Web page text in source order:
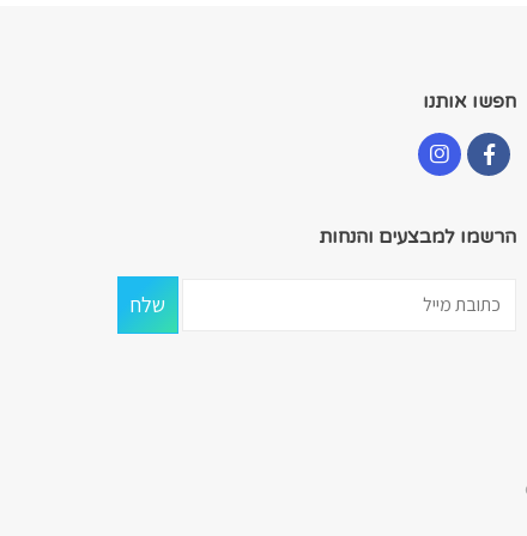
חפשו אותנו
הרשמו למבצעים והנחות